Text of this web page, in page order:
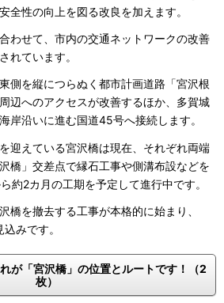
全性の向上を図る改良を加えます。
わせて、市内の交通ネットワークの改善
れています。
側を縦につらぬく都市計画道路「宮沢根
辺へのアクセスが改善するほか、多賀城
岸沿いに進む国道45号へ接続します。
迎えている宮沢橋は現在、それぞれ両端
橋」交差点で縁石工事や側溝布設などを
約2カ月の工期を予定して進行中です。
橋を撤去する工事が本格的に始まり、
みです。
が「宮沢橋」の位置とルートです！（2
枚）